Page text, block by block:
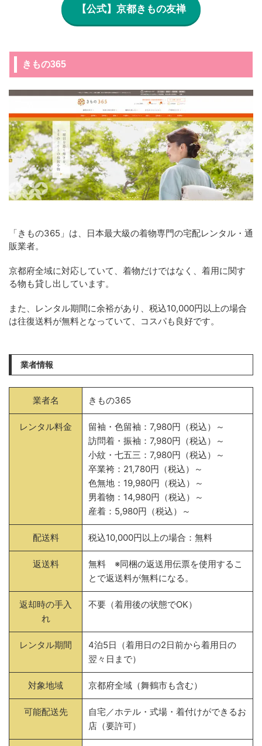
【公式】京都きもの友禅
きもの365
「きもの365」は、日本最大級の着物専門の宅配レンタル・通
販業者。
京都府全域に対応していて、着物だけではなく、着用に関す
る物も貸し出しています。
また、レンタル期間に余裕があり、税込10,000円以上の場合
は往復送料が無料となっていて、コスパも良好です。
業者情報
業者名 きもの365
レンタル料金
留袖・色留袖：7,980円（税込）～
訪問着・振袖：7,980円（税込）～
小紋・七五三：7,980円（税込）～
卒業袴：21,780円（税込）～
色無地：19,980円（税込）～
男着物：14,980円（税込）～
産着：5,980円（税込）～
配送料 税込10,000円以上の場合：無料
返送料
無料 ※同梱の返送用伝票を使用するこ
とで返送料が無料になる。
返却時の手入
れ
不要（着用後の状態でOK）
レンタル期間
4泊5日（着用日の2日前から着用日の
翌々日まで）
対象地域 京都府全域（舞鶴市も含む）
可能配送先
自宅／ホテル・式場・着付けができるお
店（要許可）